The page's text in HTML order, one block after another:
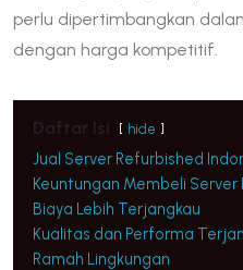
perlu dipertimbangkan
dengan harga kompetitif.
Daftar Isi hide
Jual Server Refurbished
Keuntungan Membeli
Biaya Lebih Terjangkau
Kualitas dan Performa
Ramah Lingkungan